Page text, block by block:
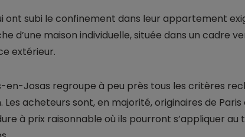
ont subi le confinement dans leur appartement
d’une maison individuelle, située dans un cadre
extérieur.
en-Josas regroupe à peu près tous les critères
Les acheteurs sont, en majorité, originaires de
à prix raisonnable où ils pourront s’appliquer au